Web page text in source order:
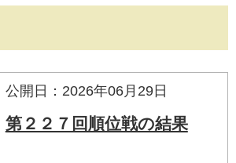
公開日：2026年06月29日
第２２７回順位戦の結果